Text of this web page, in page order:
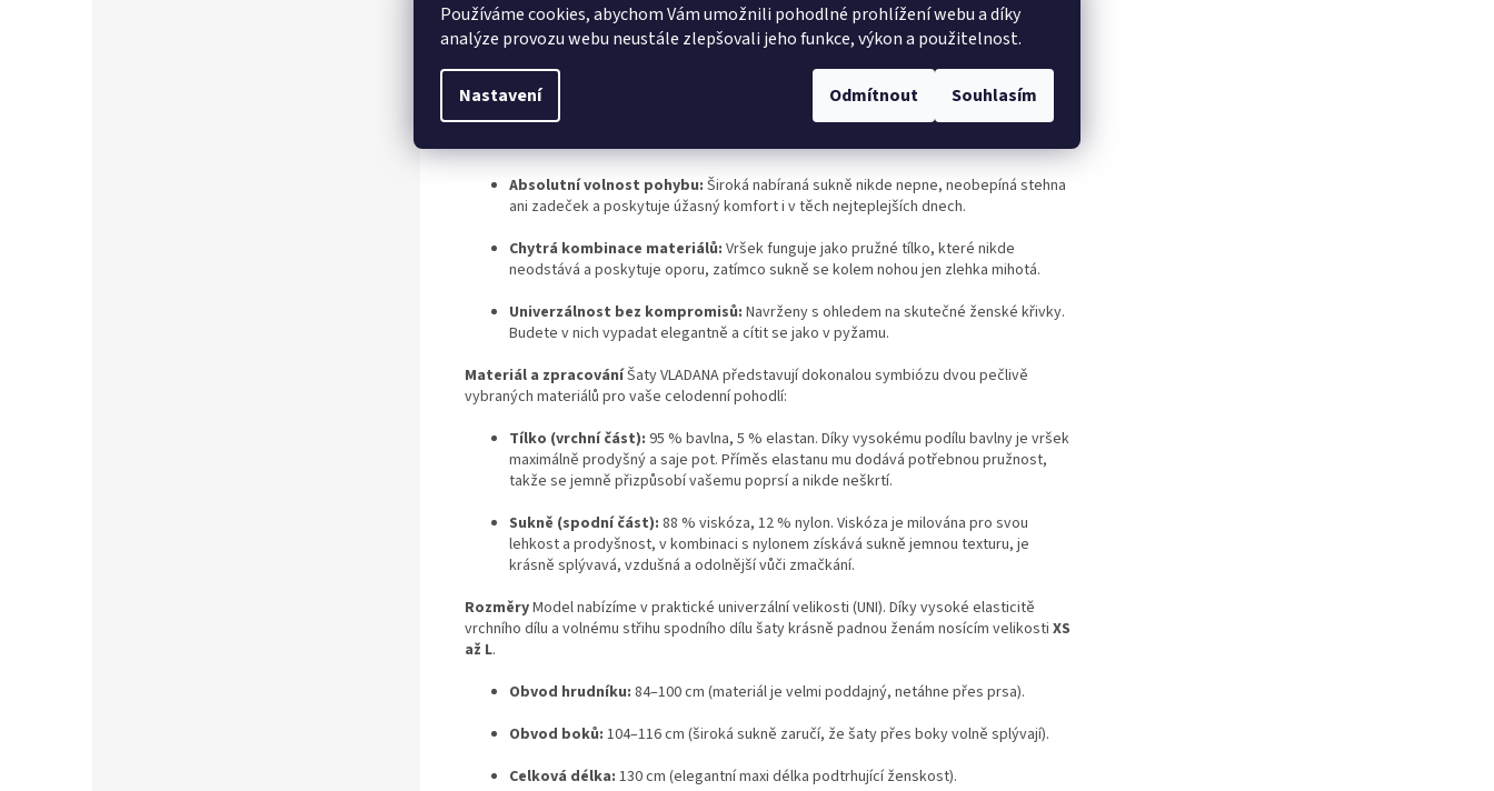
Používáme cookies, abychom Vám umožnili pohodlné prohlížení webu a díky
analýze provozu webu neustále zlepšovali jeho funkce, výkon a použitelnost.
Nastavení Odmítnout Souhlasím
přizpůsobí dekoltu, a vzdušnou splývavou sukni, jež dodá vašemu kroku lehkost.
Střih, který lichotí postavě:
Jemně asymetrické napojení sukně opticky
prodlužuje siluetu a přirozeně odvádí pozornost od partií, které nechcete
Absolutní volnost pohybu: Široká nabíraná sukně nikde nepne, neobepíná stehna
ani zadeček a poskytuje úžasný komfort i v těch nejteplejších dnech.
Chytrá kombinace materiálů: Vršek funguje jako pružné tílko, které nikde
neodstává a poskytuje oporu, zatímco sukně se kolem nohou jen zlehka mihotá.
Univerzálnost bez kompromisů: Navrženy s ohledem na skutečné ženské křivky.
Budete v nich vypadat elegantně a cítit se jako v pyžamu.
Materiál a zpracováníŠaty VLADANA představují dokonalou symbiózu dvou pečlivě
vybraných materiálů pro vaše celodenní pohodlí:
Tílko (vrchní část): 95 % bavlna, 5 % elastan. Díky vysokému podílu bavlny je vršek
maximálně prodyšný a saje pot. Příměs elastanu mu dodává potřebnou pružnost,
takže se jemně přizpůsobí vašemu poprsí a nikde neškrtí.
Sukně (spodní část): 88 % viskóza, 12 % nylon. Viskóza je milována pro svou
lehkost a prodyšnost, v kombinaci s nylonem získává sukně jemnou texturu, je
krásně splývavá, vzdušná a odolnější vůči zmačkání.
RozměryModel nabízíme v praktické univerzální velikosti (UNI). Díky vysoké elasticitě
vrchního dílu a volnému střihu spodního dílu šaty krásně padnou ženám nosícím velikosti XS
až L.
Obvod hrudníku: 84–100 cm (materiál je velmi poddajný, netáhne přes prsa).
Obvod boků: 104–116 cm (široká sukně zaručí, že šaty přes boky volně splývají).
Celková délka: 130 cm (elegantní maxi délka podtrhující ženskost).